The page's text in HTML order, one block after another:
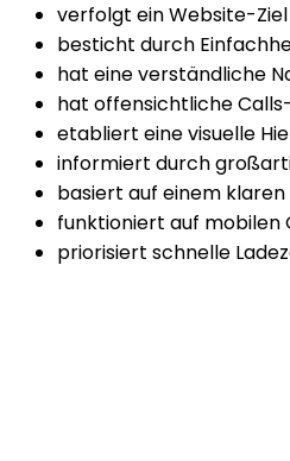
verfolgt ein Website-Ziel
besticht durch
hat eine verständliche
hat offensichtliche
etabliert eine visuelle
informiert durch
basiert auf einem klaren
funktioniert auf mobilen
priorisiert schnelle